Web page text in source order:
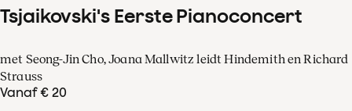
Tsjaikovski's Eerste Pianoconcert
met Seong-Jin Cho, Joana Mallwitz leidt Hindemith en Richard
Strauss
Vanaf € 20